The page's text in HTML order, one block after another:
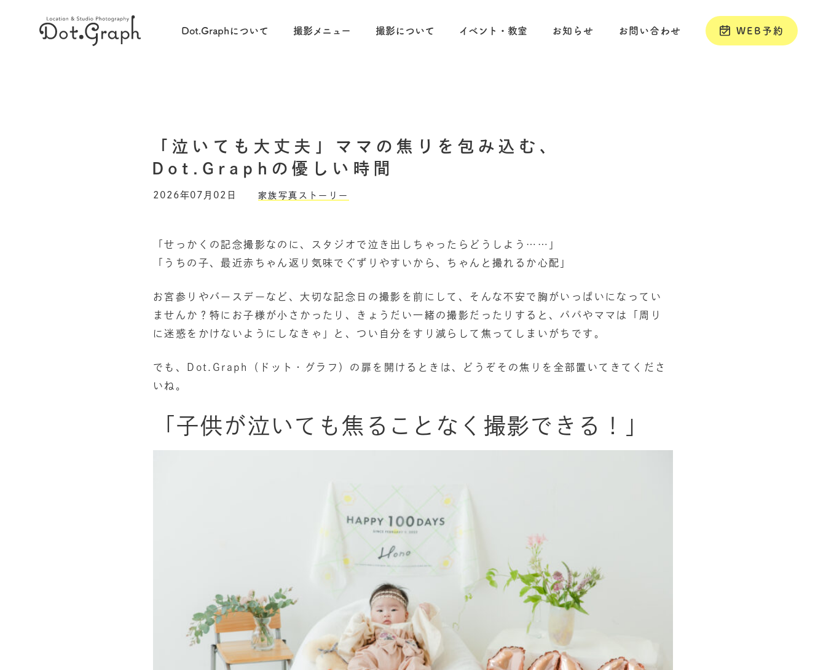
Dot.Graphについて 撮影メニュー 撮影について イベント・教室 お知らせ お問い合わせ WEB予約
「泣いても大丈夫」ママの焦りを包み込む、
Dot.Graphの優しい時間
2026年07月02日 家族写真ストーリー
「せっかくの記念撮影なのに、スタジオで泣き出しちゃったらどうしよう……」
「うちの子、最近赤ちゃん返り気味でぐずりやすいから、ちゃんと撮れるか心配」
お宮参りやバースデーなど、大切な記念日の撮影を前にして、そんな不安で胸がいっぱいになってい
ませんか？特にお子様が小さかったり、きょうだい一緒の撮影だったりすると、パパやママは「周り
に迷惑をかけないようにしなきゃ」と、つい自分をすり減らして焦ってしまいがちです。
でも、Dot.Graph（ドット・グラフ）の扉を開けるときは、どうぞその焦りを全部置いてきてくださ
いね。
「子供が泣いても焦ることなく撮影できる！」